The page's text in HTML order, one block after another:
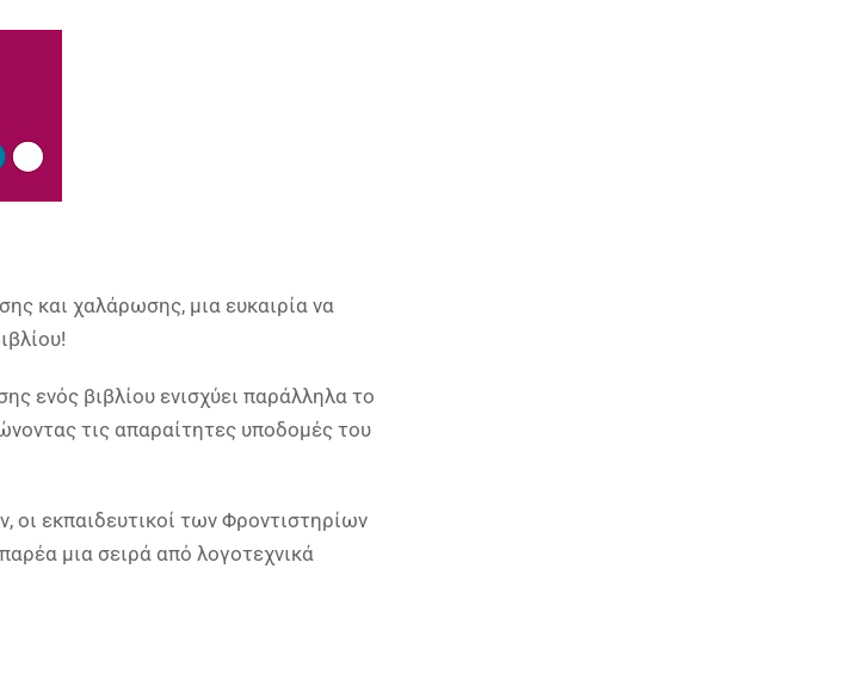
και χαλάρωσης, μια ευκαιρία να
ενός βιβλίου ενισχύει παράλληλα το
τις απαραίτητες υποδομές του
οι εκπαιδευτικοί των Φροντιστηρίων
μια σειρά από λογοτεχνικά